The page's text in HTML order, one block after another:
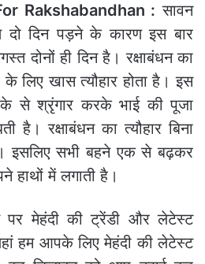
Rakshabandhan : सावन
दो दिन पड़ने के कारण इस बार
दोनों ही दिन है। रक्षाबंधन का
के लिए खास त्यौहार होता है। इस
से श्रृंगार करके भाई की पूजा
है। रक्षाबंधन का त्यौहार बिना
इसलिए सभी बहने एक से बढ़कर
हाथों में लगाती है।
पर मेहंदी की ट्रेंडी और लेटेस्ट
हम आपके लिए मेहंदी की लेटेस्ट